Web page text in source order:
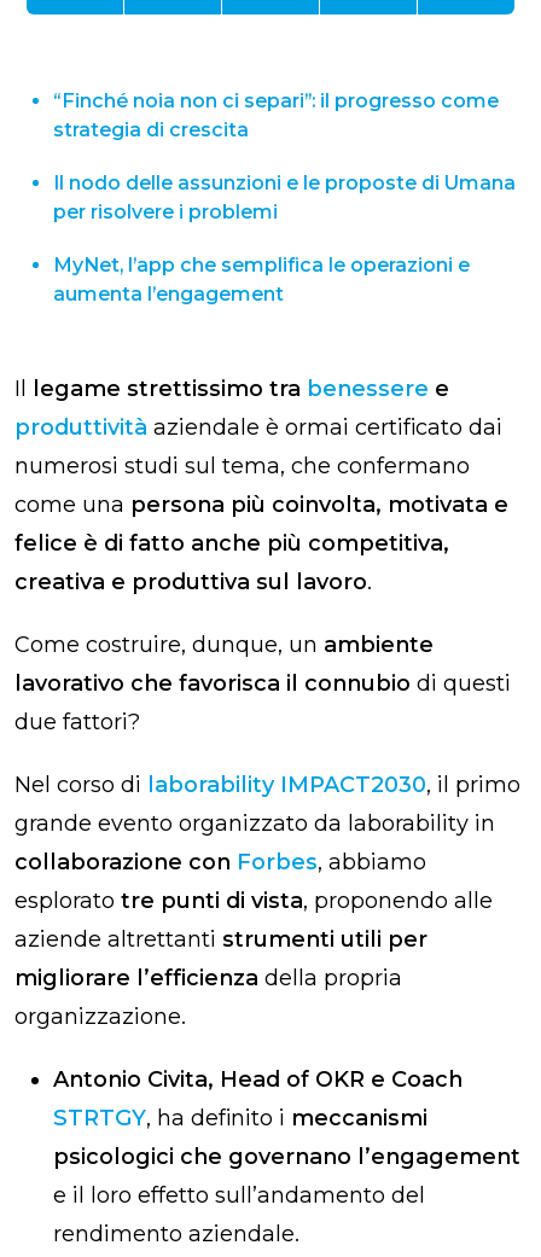
“Finché noia non ci separi”: il progresso come
strategia di crescita
Il nodo delle assunzioni e le proposte di Umana
per risolvere i problemi
MyNet, l’app che semplifica le operazioni e
aumenta l’engagement
Il legame strettissimo tra benessere e
produttività aziendale è ormai certificato dai
numerosi studi sul tema, che confermano
come una persona più coinvolta, motivata e
felice è di fatto anche più competitiva,
creativa e produttiva sul lavoro.
Come costruire, dunque, un ambiente
lavorativo che favorisca il connubio di questi
due fattori?
Nel corso di laborability IMPACT2030, il primo
grande evento organizzato da laborability in
collaborazione con Forbes, abbiamo
esplorato tre punti di vista, proponendo alle
aziende altrettanti strumenti utili per
migliorare l’efficienza della propria
organizzazione.
Antonio Civita, Head of OKR e Coach
STRTGY, ha definito i meccanismi
psicologici che governano l’engagement
e il loro effetto sull’andamento del
rendimento aziendale.